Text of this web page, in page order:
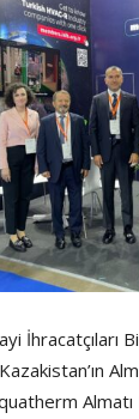
İhracatçıları
Almatı